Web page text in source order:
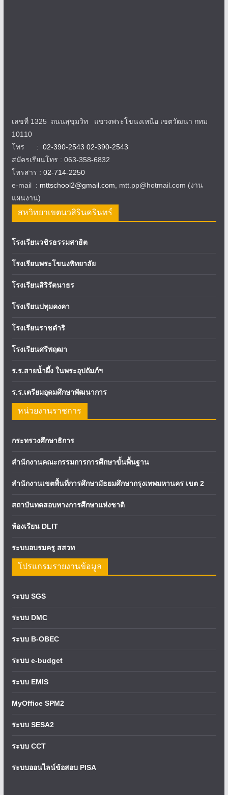
เลขที่ 1325 ถนนสุขุมวิท แขวงพระโขนงเหนือ เขตวัฒนา กทม
10110
โทร : 02-390-2543 02-390-2543
สมัครเรียนโทร : 063-358-6832
โทรสาร : 02-714-2250
e-mail : mttschool2@gmail.com , mtt.pp@hotmail.com (งาน
แผนงาน)
สหวิทยาเขตนวสิรินครินทร์
โรงเรียนวชิรธรรมสาธิต
โรงเรียนพระโขนงพิทยาลัย
โรงเรียนสิริรัตนาธร
โรงเรียนปทุมคงคา
โรงเรียนราชดำริ
โรงเรียนศรีพฤฒา
ร.ร.สายน้ำผึ้ง ในพระอุปถัมภ์ฯ
ร.ร.เตรียมอุดมศึกษาพัฒนาการ
หน่วยงานราชการ
กระทรวงศึกษาธิการ
สำนักงานคณะกรรมการการศึกษาขั้นพื้นฐาน
สำนักงานเขตพื้นที่การศึกษามัธยมศึกษากรุงเทพมหานคร เขต 2
สถาบันทดสอบทางการศึกษาแห่งชาติ
ห้องเรียน DLIT
ระบบอบรมครู สสวท
โปรแกรมรายงานข้อมูล
ระบบ SGS
ระบบ DMC
ระบบ B-OBEC
ระบบ e-budget
ระบบ EMIS
MyOffice SPM2
ระบบ SESA2
ระบบ CCT
ระบบออนไลน์ข้อสอบ PISA